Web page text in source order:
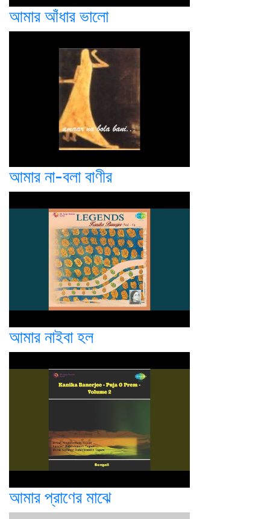
আমার আঁধার ভালো
আমার না-বলা বাণীর
আমার নাইবা হল
আমার প্রাণের মাঝে